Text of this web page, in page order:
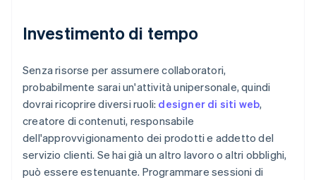
Investimento di tempo
Senza risorse per assumere collaboratori,
probabilmente sarai un'attività unipersonale, quindi
dovrai ricoprire diversi ruoli: designer di siti web,
creatore di contenuti, responsabile
dell'approvvigionamento dei prodotti e addetto del
servizio clienti. Se hai già un altro lavoro o altri obblighi,
può essere estenuante. Programmare sessioni di